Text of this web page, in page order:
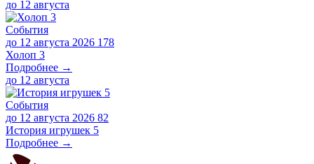
до 12 августа
События
до 12 августа 2026 178
Холоп 3
Подробнее →
до 12 августа
События
до 12 августа 2026 82
История игрушек 5
Подробнее →